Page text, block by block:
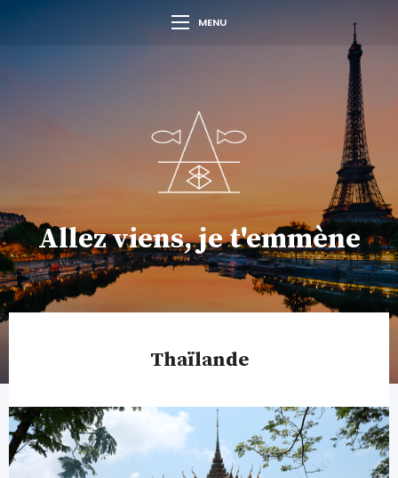
MENU
Allez viens, je t'emmène
Thaïlande